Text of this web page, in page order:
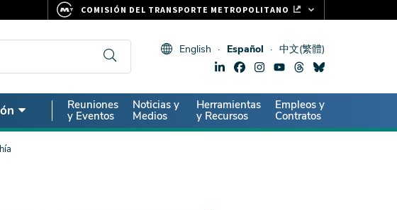
English Español 中文(繁體)
Secondary
Nav
Reuniones
y Eventos
Noticias y
Medios
Herramientas
y Recursos
Empleos y
Contratos
COMISIÓN DEL TRANSPORTE METROPOLITANO
CLIPPER CARD
511.ORG